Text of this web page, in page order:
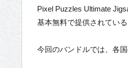
Pixel Puzzles Ultimate
基本無料で提供されている
今回のバンドルでは、各